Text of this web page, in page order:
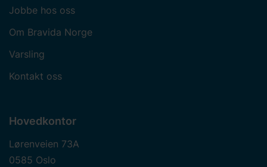
samtykke-ID og datoen du kontaktet oss angående
Jobbe hos oss
Om Bravida Norge
Varsling
Kontakt oss
Hovedkontor
Lørenveien 73A
0585 Oslo